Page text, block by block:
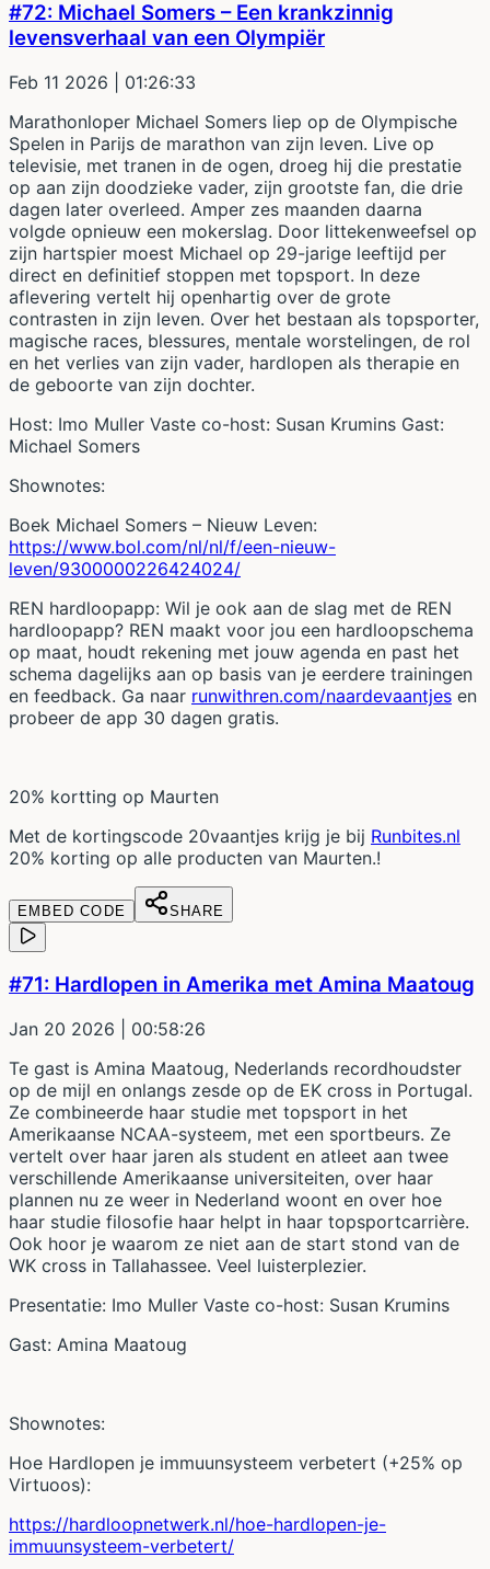
#72: Michael Somers – Een krankzinnig
levensverhaal van een Olympiër
Feb 11 2026 | 01:26:33
Marathonloper Michael Somers liep op de Olympische
Spelen in Parijs de marathon van zijn leven. Live op
televisie, met tranen in de ogen, droeg hij die prestatie
op aan zijn doodzieke vader, zijn grootste fan, die drie
dagen later overleed. Amper zes maanden daarna
volgde opnieuw een mokerslag. Door littekenweefsel op
zijn hartspier moest Michael op 29-jarige leeftijd per
direct en definitief stoppen met topsport. In deze
aflevering vertelt hij openhartig over de grote
contrasten in zijn leven. Over het bestaan als topsporter,
magische races, blessures, mentale worstelingen, de rol
en het verlies van zijn vader, hardlopen als therapie en
de geboorte van zijn dochter.
Host: Imo Muller Vaste co-host: Susan Krumins Gast:
Michael Somers
Shownotes:
Boek Michael Somers – Nieuw Leven:
https://www.bol.com/nl/nl/f/een-nieuw-
leven/9300000226424024/
REN hardloopapp: Wil je ook aan de slag met de REN
hardloopapp? REN maakt voor jou een hardloopschema
op maat, houdt rekening met jouw agenda en past het
schema dagelijks aan op basis van je eerdere trainingen
en feedback. Ga naar runwithren.com/naardevaantjes en
probeer de app 30 dagen gratis.
20% kortting op Maurten
Met de kortingscode 20vaantjes krijg je bij Runbites.nl
20% korting op alle producten van Maurten.!
EMBED CODE SHARE
#71: Hardlopen in Amerika met Amina Maatoug
Jan 20 2026 | 00:58:26
Te gast is Amina Maatoug, Nederlands recordhoudster
op de mijl en onlangs zesde op de EK cross in Portugal.
Ze combineerde haar studie met topsport in het
Amerikaanse NCAA-systeem, met een sportbeurs. Ze
vertelt over haar jaren als student en atleet aan twee
verschillende Amerikaanse universiteiten, over haar
plannen nu ze weer in Nederland woont en over hoe
haar studie filosofie haar helpt in haar topsportcarrière.
Ook hoor je waarom ze niet aan de start stond van de
WK cross in Tallahassee. Veel luisterplezier.
Presentatie: Imo Muller Vaste co-host: Susan Krumins
Gast: Amina Maatoug
Shownotes:
Hoe Hardlopen je immuunsysteem verbetert (+25% op
Virtuoos):
https://hardloopnetwerk.nl/hoe-hardlopen-je-
immuunsysteem-verbetert/